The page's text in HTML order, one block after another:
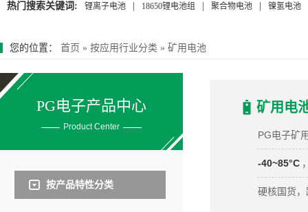
热门搜索关键词: 锂离子电池 18650锂电池组 聚合物电池 镍氢电池
您的位置： 首页 » 按应用行业分类 » 矿用电池
矿用电
PG电子矿
-40~85°C
硬核国货，
PG电子产品中心
Product Center
按产品特性分类